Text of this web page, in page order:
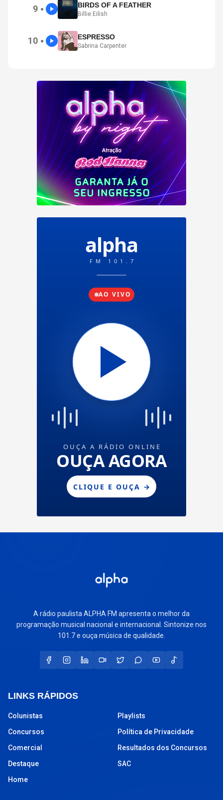
9 ● BIRDS OF A FEATHER
Billie Eilish
10 ● ESPRESSO
Sabrina Carpenter
A rádio paulista ALPHA FM apresenta o melhor da
programação musical nacional e internacional. Sintonize nos
101.7 e ouça música de qualidade.
LINKS RÁPIDOS
Colunistas
Concursos
Comercial
Destaque
Home
Playlists
Política de Privacidade
Resultados dos Concursos
SAC